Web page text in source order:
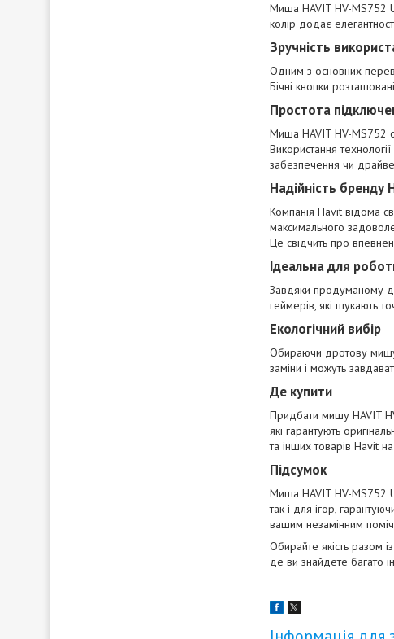
Миша HAVIT HV-MS752
колір додає
Зручність
Одним з основних
Бічні кнопки
Простота
Миша HAVIT HV-MS752
Використання
забезпечення чи
Надійність бренду
Компанія Havit відома
максимального
Це свідчить про
Ідеальна для
Завдяки продуманому
геймерів, які шукають
Екологічний вибір
Обираючи дротову мишу,
заміни і можуть
Де купити
Придбати мишу HAVIT
які гарантують
та інших товарів Havit
Підсумок
Миша HAVIT HV-MS752
так і для ігор,
вашим незамінним
Обирайте якість разом
де ви знайдете багато